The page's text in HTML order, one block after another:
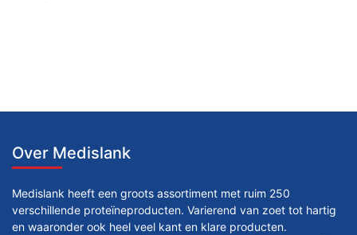
Over Medislank
Medislank heeft een groots assortiment met ruim 250
verschillende proteïneproducten. Varierend van zoet tot hartig
en waaronder ook heel veel kant en klare producten.